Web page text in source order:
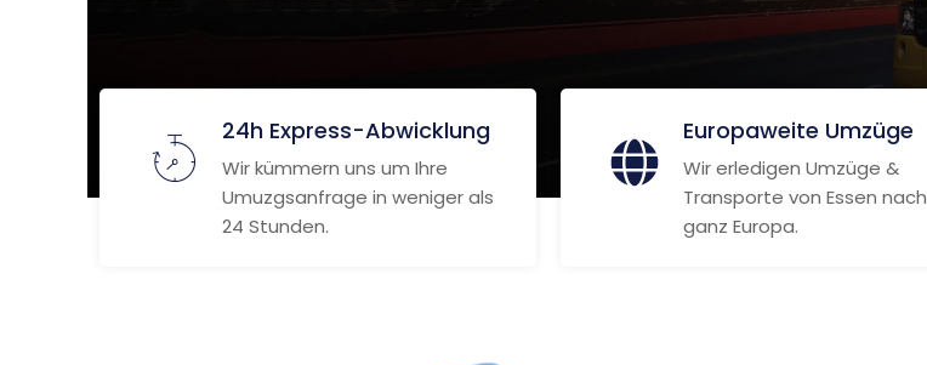
24h Express-Abwicklung
Wir kümmern uns um Ihre
Umuzgsanfrage in weniger als
24 Stunden.
Europaweite Umzüge
Wir erledigen Umzüge &
Transporte von Essen nach
ganz Europa.